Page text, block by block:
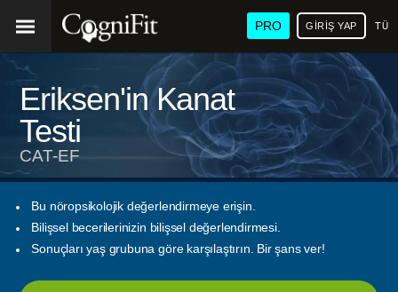
PRO GIRIŞ YAP
Eriksen'in Kanat
Testi
CAT-EF
Bu nöropsikolojik değerlendirmeye erişin.
Bilişsel becerilerinizin bilişsel değerlendirmesi.
Sonuçları yaş grubuna göre karşılaştırın. Bir şans ver!